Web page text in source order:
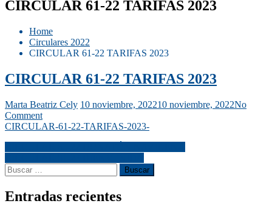
CIRCULAR 61-22 TARIFAS 2023
Home
Circulares 2022
CIRCULAR 61-22 TARIFAS 2023
CIRCULAR 61-22 TARIFAS 2023
Marta Beatriz Cely 10 noviembre, 202210 noviembre, 2022No
Comment
CIRCULAR-61-22-TARIFAS-2023-
Entradas recientes